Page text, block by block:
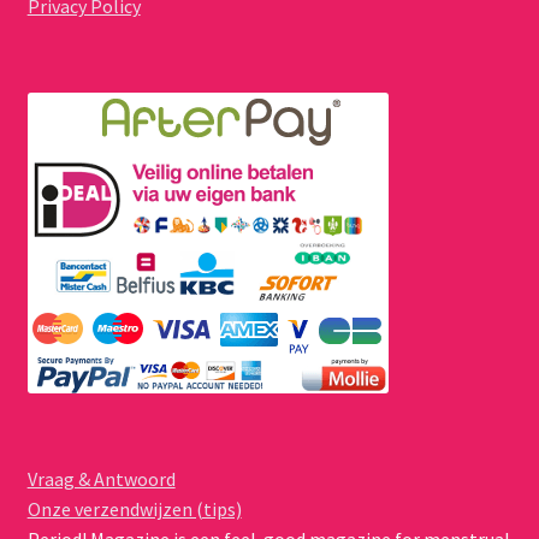
Privacy Policy
Vraag & Antwoord
Onze verzendwijzen (tips)